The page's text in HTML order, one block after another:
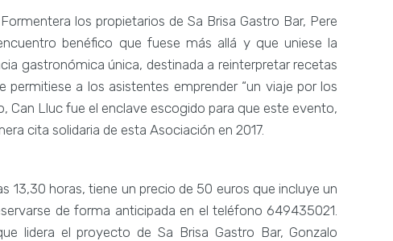
los propietarios de Sa Brisa Gastro Bar, Pere
benéfico que fuese más allá y que uniese la
gastronómica única, destinada a reinterpretar recetas
a los asistentes emprender “un viaje por los
Can Lluc fue el enclave escogido para que este evento,
cita solidaria de esta Asociación en 2017.
13,30 horas, tiene un precio de 50 euros que incluye un
de forma anticipada en el teléfono 649435021.
lidera el proyecto de Sa Brisa Gastro Bar, Gonzalo